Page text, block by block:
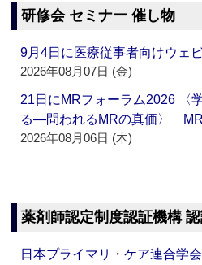
研修会 セミナー 催し物
9月4日に医療従事者向けウェ
2026年08月07日 (金)
21日にMRフォーラム2026 〈
る―問われるMRの真価〉
2026年08月06日 (木)
薬剤師認定制度認証機構
日本プライマリ・ケア連合